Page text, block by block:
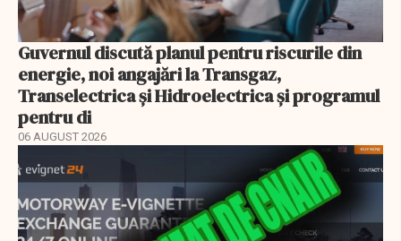
Guvernul discută planul pentru riscurile din
energie, noi angajări la Transgaz,
Transelectrica și Hidroelectrica și programul
pentru di
06 AUGUST 2026